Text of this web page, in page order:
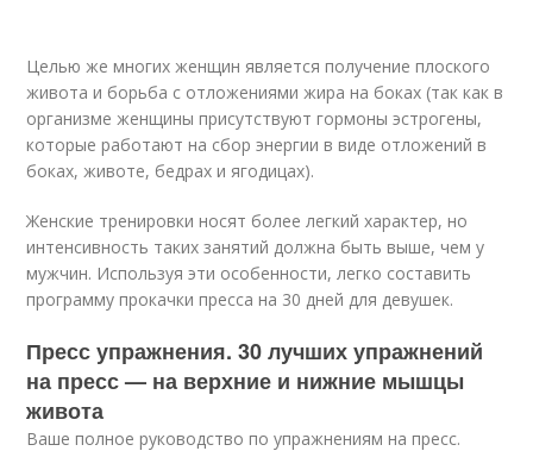
Целью же многих женщин является получение плоского
живота и борьба с отложениями жира на боках (так как в
организме женщины присутствуют гормоны эстрогены,
которые работают на сбор энергии в виде отложений в
боках, животе, бедрах и ягодицах).
Женские тренировки носят более легкий характер, но
интенсивность таких занятий должна быть выше, чем у
мужчин. Используя эти особенности, легко составить
программу прокачки пресса на 30 дней для девушек.
Пресс упражнения. 30 лучших упражнений
на пресс — на верхние и нижние мышцы
живота
Ваше полное руководство по упражнениям на пресс.